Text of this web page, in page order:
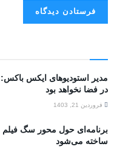
در فضا نخواهد بود
فروردین 21, 1403
ساخته می‌شود